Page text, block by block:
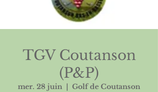
TGV Coutanson
(P&P)
mer. 28 juin
Golf de Coutanson